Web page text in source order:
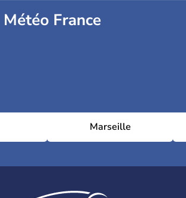
Météo France
Marseille